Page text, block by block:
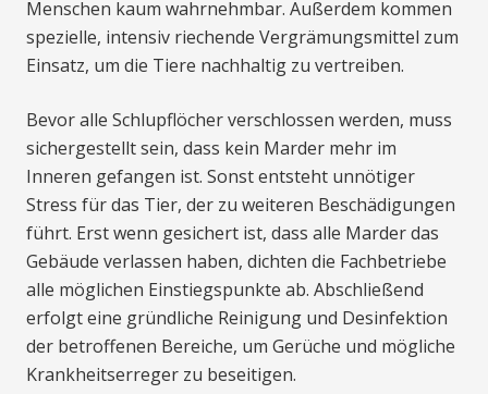
Menschen kaum wahrnehmbar. Außerdem kommen
spezielle, intensiv riechende Vergrämungsmittel zum
Einsatz, um die Tiere nachhaltig zu vertreiben.
Bevor alle Schlupflöcher verschlossen werden, muss
sichergestellt sein, dass kein Marder mehr im
Inneren gefangen ist. Sonst entsteht unnötiger
Stress für das Tier, der zu weiteren Beschädigungen
führt. Erst wenn gesichert ist, dass alle Marder das
Gebäude verlassen haben, dichten die Fachbetriebe
alle möglichen Einstiegspunkte ab. Abschließend
erfolgt eine gründliche Reinigung und Desinfektion
der betroffenen Bereiche, um Gerüche und mögliche
Krankheitserreger zu beseitigen.